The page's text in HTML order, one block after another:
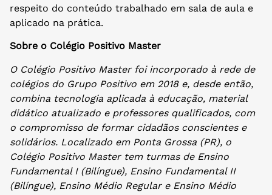
respeito do conteúdo trabalhado em sala de aula e
aplicado na prática.
Sobre o Colégio Positivo Master
O Colégio Positivo Master foi incorporado à rede de
colégios do Grupo Positivo em 2018 e, desde então,
combina tecnologia aplicada à educação, material
didático atualizado e professores qualificados, com
o compromisso de formar cidadãos conscientes e
solidários. Localizado em Ponta Grossa (PR), o
Colégio Positivo Master tem turmas de Ensino
Fundamental I (Bilíngue), Ensino Fundamental II
(Bilíngue), Ensino Médio Regular e Ensino Médio